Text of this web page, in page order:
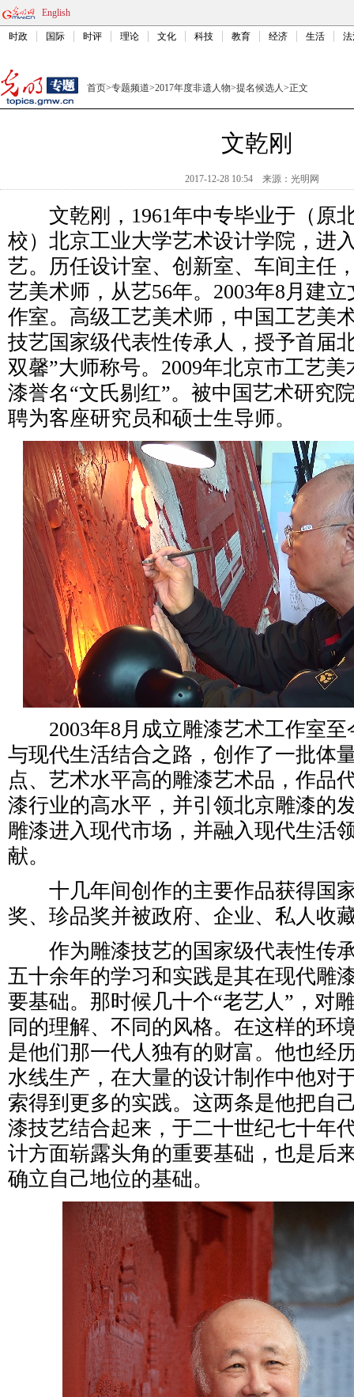
English
时政 国际 时评 理论 文化 科技 教育 经济 生活
首页>专题频道>2017年度非遗人物>提名候选人>正文
文乾刚
2017-12-28 10:54 来源： 光明网
文乾刚，1961年中专毕业于（原
校）北京工业大学艺术设计学院，进
艺。历任设计室、创新室、车间主任
艺美术师，从艺56年。2003年8月建
作室。高级工艺美术师，中国工艺美
技艺国家级代表性传承人，授予首届
双馨”大师称号。2009年北京市工艺
漆誉名“文氏剔红”。被中国艺术研究
聘为客座研究员和硕士生导师。
2003年8月成立雕漆艺术工作室至
与现代生活结合之路，创作了一批体
点、艺术水平高的雕漆艺术品，作品
漆行业的高水平，并引领北京雕漆的
雕漆进入现代市场，并融入现代生活
献。
十几年间创作的主要作品获得国家
奖、珍品奖并被政府、企业、私人收
作为雕漆技艺的国家级代表性传
五十余年的学习和实践是其在现代雕
要基础。那时候几十个“老艺人”，对
同的理解、不同的风格。在这样的环
是他们那一代人独有的财富。他也经
水线生产，在大量的设计制作中他对
索得到更多的实践。这两条是他把自
漆技艺结合起来，于二十世纪七十年
计方面崭露头角的重要基础，也是后
确立自己地位的基础。